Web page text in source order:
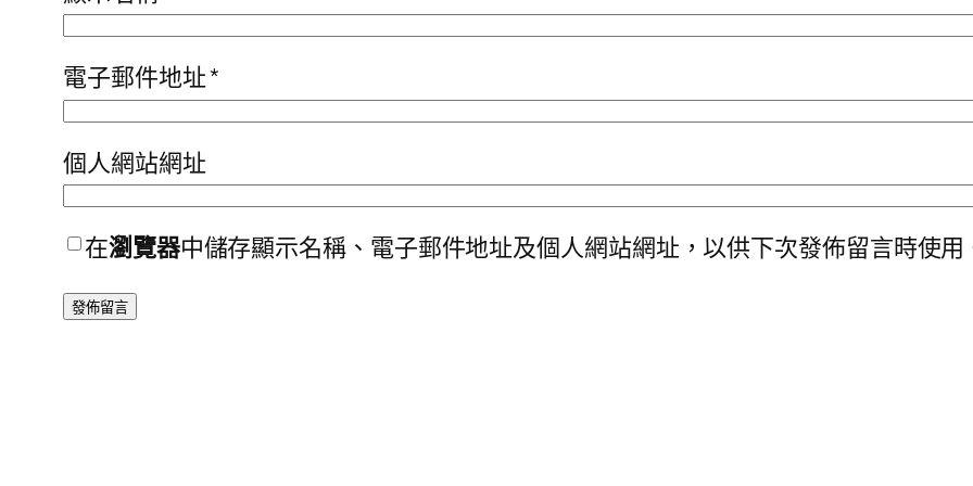
電子郵件地址*
個人網站網址
在瀏覽器中儲存顯示名稱、電子郵件地址及個人網站網址，以供下次發佈留言時使用